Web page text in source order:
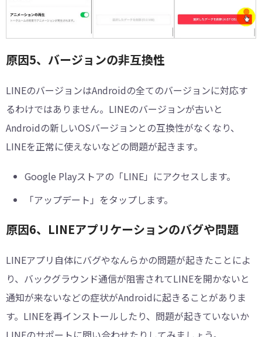
原因5、バージョンの非互換性
LINEのバージョンはAndroidの全てのバージョンに対応す
るわけではありません。LINEのバージョンが古いと
Androidの新しいOSバージョンとの互換性がなくなり、
LINEを正常に使えないなどの問題が起きます。
Google Playストアの「LINE」にアクセスします。
「アップデート」をタップします。
原因6、LINEアプリケーションのバグや問題
LINEアプリ自体にバグやなんらかの問題が起きたことによ
り、バックグラウンド通信が阻害されてLINEを開かないと
通知が来ないなどの症状がAndroidに起きることがありま
す。LINEを再インストールしたり、問題が起きていないか